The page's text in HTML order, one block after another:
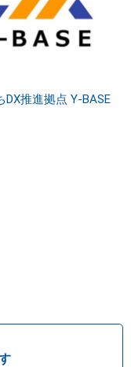
DX推進拠点 Y-BASE